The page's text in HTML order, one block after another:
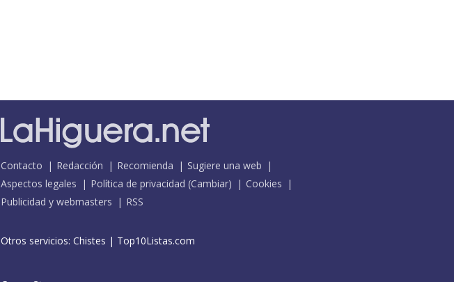
Contacto Redacción Recomienda
Sugiere una web
Aspectos legales
Política de privacidad (Cambiar)
Cookies
Publicidad y webmasters
RSS
Otros servicios: Chistes | Top10Listas.com